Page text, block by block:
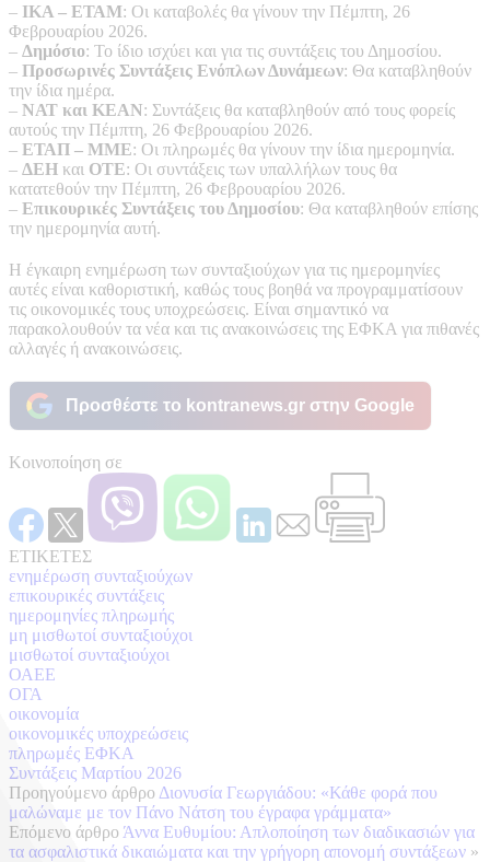
– ΙΚΑ – ΕΤΑΜ: Οι καταβολές θα γίνουν την Πέμπτη, 26
Φεβρουαρίου 2026.
– Δημόσιο: Το ίδιο ισχύει και για τις συντάξεις του Δημοσίου.
– Προσωρινές Συντάξεις Ενόπλων Δυνάμεων: Θα καταβληθούν
την ίδια ημέρα.
– ΝΑΤ και ΚΕΑΝ: Συντάξεις θα καταβληθούν από τους φορείς
αυτούς την Πέμπτη, 26 Φεβρουαρίου 2026.
– ΕΤΑΠ – ΜΜΕ: Οι πληρωμές θα γίνουν την ίδια ημερομηνία.
– ΔΕΗ και ΟΤΕ: Οι συντάξεις των υπαλλήλων τους θα
κατατεθούν την Πέμπτη, 26 Φεβρουαρίου 2026.
– Επικουρικές Συντάξεις του Δημοσίου: Θα καταβληθούν επίσης
την ημερομηνία αυτή.
Η έγκαιρη ενημέρωση των συνταξιούχων για τις ημερομηνίες
αυτές είναι καθοριστική, καθώς τους βοηθά να προγραμματίσουν
τις οικονομικές τους υποχρεώσεις. Είναι σημαντικό να
παρακολουθούν τα νέα και τις ανακοινώσεις της ΕΦΚΑ για πιθανές
αλλαγές ή ανακοινώσεις.
Προσθέστε το kontranews.gr στην Google
Κοινοποίηση σε
ΕΤΙΚΕΤΕΣ
ενημέρωση συνταξιούχων
επικουρικές συντάξεις
ημερομηνίες πληρωμής
μη μισθωτοί συνταξιούχοι
μισθωτοί συνταξιούχοι
ΟΑΕΕ
ΟΓΑ
οικονομία
οικονομικές υποχρεώσεις
πληρωμές ΕΦΚΑ
Συντάξεις Μαρτίου 2026
Προηγούμενο άρθρο Διονυσία Γεωργιάδου: «Κάθε φορά που
μαλώναμε με τον Πάνο Νάτση του έγραφα γράμματα»
Επόμενο άρθρο Άννα Ευθυμίου: Απλοποίηση των διαδικασιών για
τα ασφαλιστικά δικαιώματα και την γρήγορη απονομή συντάξεων »